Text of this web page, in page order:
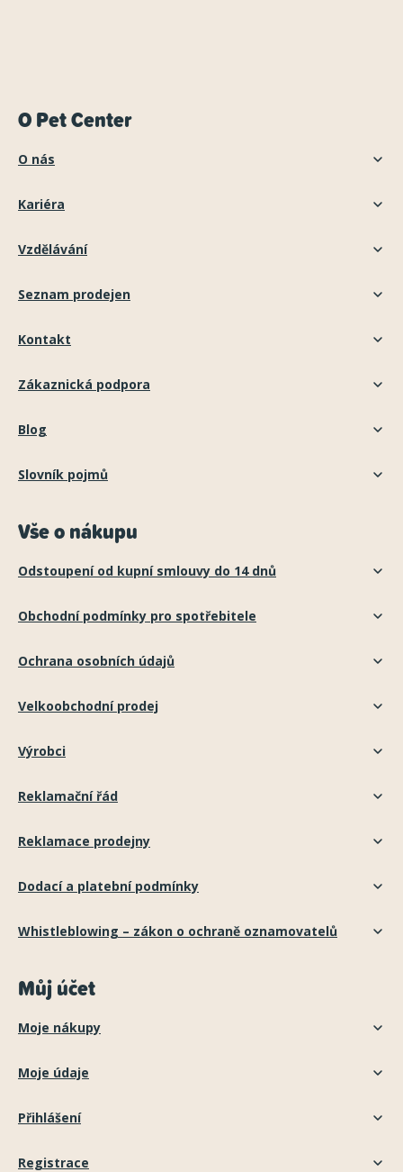
O Pet Center
O nás
Kariéra
Vzdělávání
Seznam prodejen
Kontakt
Zákaznická podpora
Blog
Slovník pojmů
Vše o nákupu
Odstoupení od kupní smlouvy do 14 dnů
Obchodní podmínky pro spotřebitele
Ochrana osobních údajů
Velkoobchodní prodej
Výrobci
Reklamační řád
Reklamace prodejny
Dodací a platební podmínky
Whistleblowing – zákon o ochraně oznamovatelů
Můj účet
Moje nákupy
Moje údaje
Přihlášení
Registrace